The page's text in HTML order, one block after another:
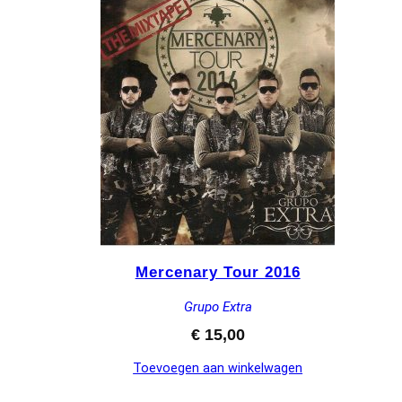
Mercenary Tour 2016
Grupo Extra
€15,00
Toevoegen aan winkelwagen